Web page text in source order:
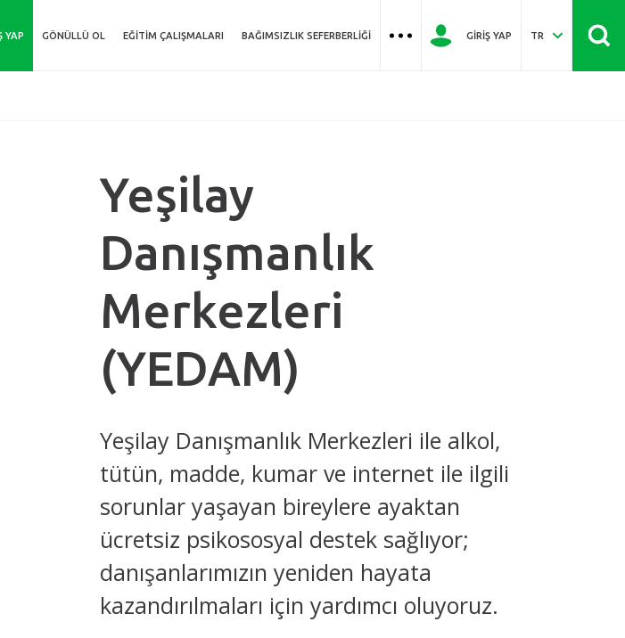
YAP GÖNÜLLÜ OL EĞITIM ÇALIŞMALARI BAĞIMSIZLIK SEFERBERLIĞI GIRIŞ YAP TR
Yeşilay
Danışmanlık
Merkezleri
(YEDAM)
Yeşilay Danışmanlık Merkezleri ile alkol,
tütün, madde, kumar ve internet ile ilgili
sorunlar yaşayan bireylere ayaktan
ücretsiz psikososyal destek sağlıyor;
danışanlarımızın yeniden hayata
kazandırılmaları için yardımcı oluyoruz.